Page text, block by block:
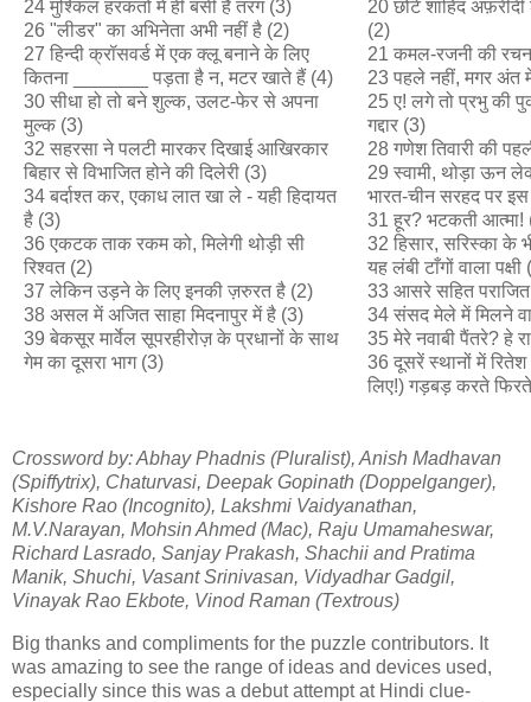
24 मुश्किल हरकतों में ही बसी है तरंग (3)
26 "लीडर" का अभिनेता अभी नहीं है (2)
27 हिन्दी क्रॉसवर्ड में एक क्लू बनाने के लिए
कितना _______ पड़ता है न, मटर खाते हैं (4)
30 सीधा हो तो बने शुल्क, उलट-फेर से अपना
मुल्क (3)
32 सहरसा ने पलटी मारकर दिखाई आखिरकार
बिहार से विभाजित होने की दिलेरी (3)
34 बर्दाश्त कर, एकाध लात खा ले - यही हिदायत
है (3)
36 एकटक ताक रकम को, मिलेगी थोड़ी सी
रिश्वत (2)
37 लेकिन उड़ने के लिए इनकी ज़रुरत है (2)
38 असल में अजित साहा मिदनापुर में है (3)
39 बेकसूर मार्वेल सूपरहीरोज़ के प्रधानों के साथ
गेम का दूसरा भाग (3)
20 छोटे शाहिद
(2)
21 कमल-रजनी की
23 पहले नहीं, मगर अंत
25 ए! लगे तो प्रभु की
गद्दार (3)
28 गणेश तिवारी की
29 स्वामी, थोड़ा ऊन
भारत-चीन सरहद पर
31 हूर? भटकती आत्मा!
32 हिसार, सरिस्का के
यह लंबी टाँगों वाला पक्षी
33 आसरे सहित
34 संसद मेले में मिलने
35 मेरे नवाबी पैंतरे? हे
36 दूसरें स्थानों में
लिए!) गड़बड़ करते
Crossword by: Abhay Phadnis (Pluralist), Anish Madhavan
(Spiffytrix), Chaturvasi, Deepak Gopinath (Doppelganger),
Kishore Rao (Incognito), Lakshmi Vaidyanathan,
M.V.Narayan, Mohsin Ahmed (Mac), Raju Umamaheswar,
Richard Lasrado, Sanjay Prakash, Shachii and Pratima
Manik, Shuchi, Vasant Srinivasan, Vidyadhar Gadgil,
Vinayak Rao Ekbote, Vinod Raman (Textrous)
Big thanks and compliments for the puzzle contributors. It
was amazing to see the range of ideas and devices used,
especially since this was a debut attempt at Hindi clue-